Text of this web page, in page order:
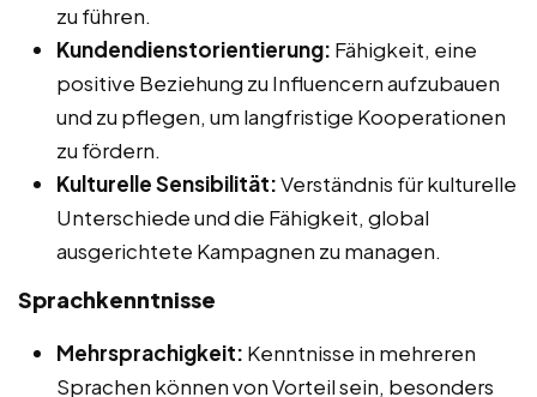
zu führen.
Kundendienstorientierung: Fähigkeit, eine
positive Beziehung zu Influencern aufzubauen
und zu pflegen, um langfristige Kooperationen
zu fördern.
Kulturelle Sensibilität:Verständnis für kulturelle
Unterschiede und die Fähigkeit, global
ausgerichtete Kampagnen zu managen.
Sprachkenntnisse
Mehrsprachigkeit: Kenntnisse in mehreren
Sprachen können von Vorteil sein, besonders